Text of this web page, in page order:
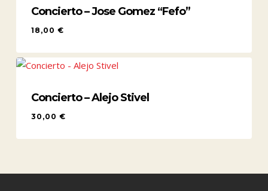
Concierto – Jose Gomez “Fefo”
18,00 €
Concierto – Alejo Stivel
30,00 €